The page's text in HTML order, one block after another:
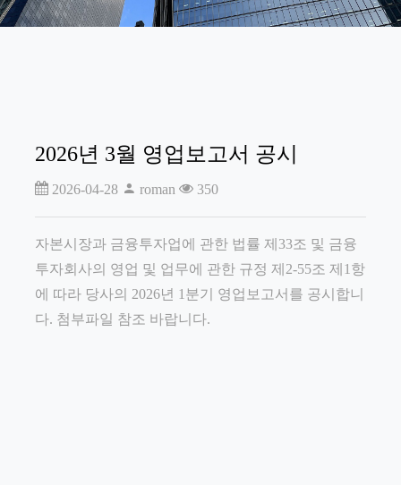
2026년 3월 영업보고서 공시
2026-04-28 roman 350
자본시장과 금융투자업에 관한 법률 제33조 및 금융
투자회사의 영업 및 업무에 관한 규정 제2-55조 제1항
에 따라 당사의 2026년 1분기 영업보고서를 공시합니
다. 첨부파일 참조 바랍니다.